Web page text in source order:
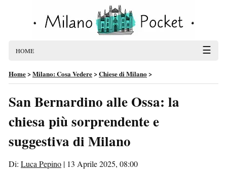
HOME ☰
Home>Milano: Cosa Vedere>Chiese di Milano >
San Bernardino alle Ossa: la
chiesa più sorprendente e
suggestiva di Milano
Di: Luca Pepino | 13 Aprile 2025, 08:00